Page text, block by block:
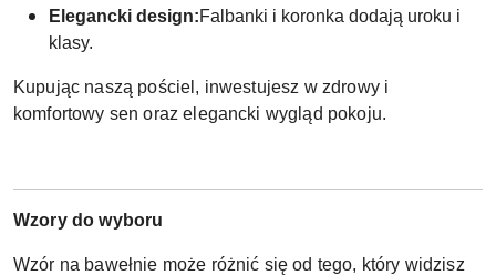
Elegancki design:Falbanki i koronka dodają uroku i
klasy.
Kupując naszą pościel, inwestujesz w zdrowy i
komfortowy sen oraz elegancki wygląd pokoju.
Wzory do wyboru
Wzór na bawełnie może różnić się od tego, który widzisz